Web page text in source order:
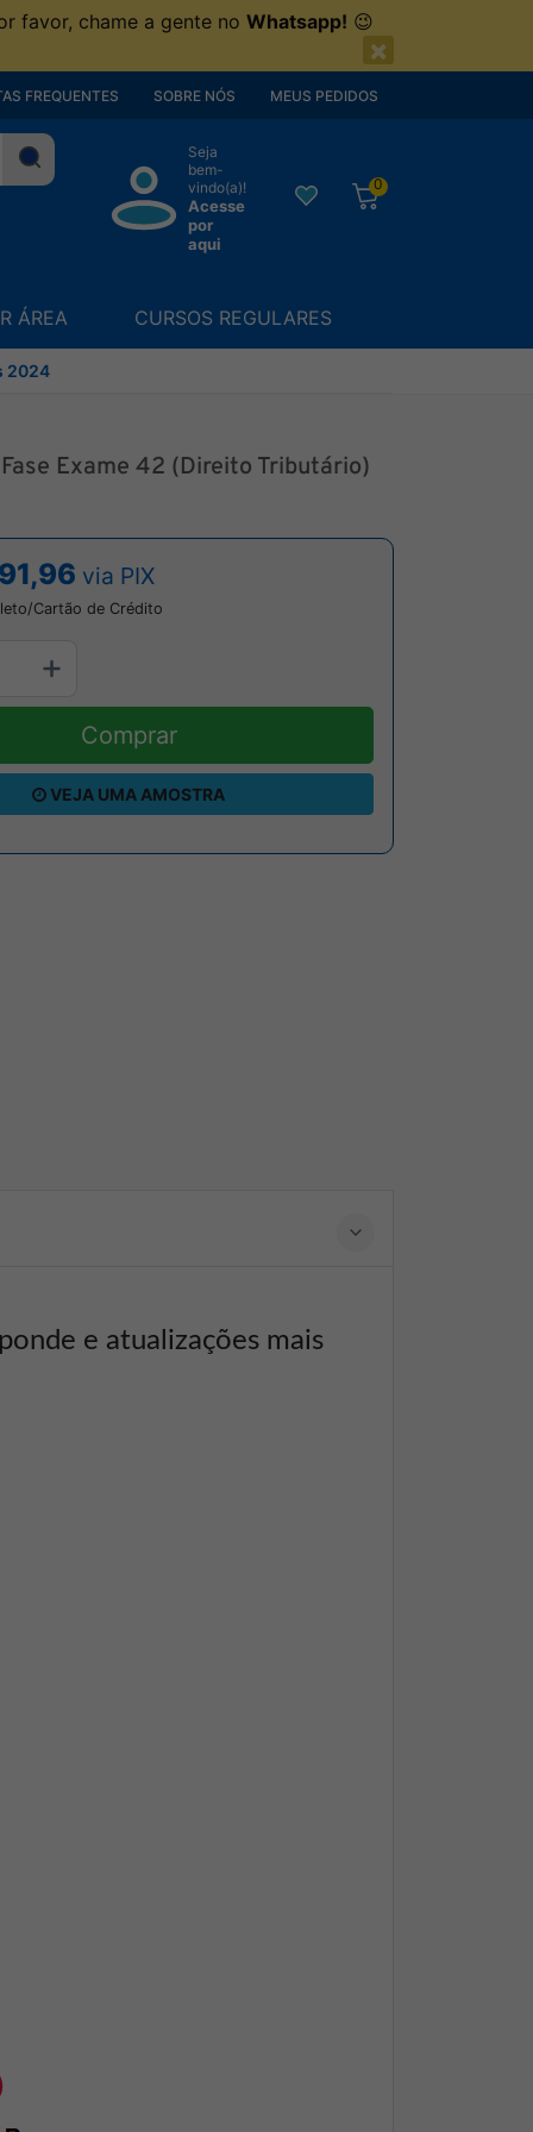
favor, chame a gente no Whatsapp! 😉
×
FREQUENTES SOBRE NÓS MEUS PEDIDOS
Seja
bem-
vindo(a)!
Acesse
por
aqui
0
ÁREA CURSOS REGULARES
2024
Exame 42 (Direito Tributário)
via PIX
Cartão de Crédito
Comprar
VEJA UMA AMOSTRA
e atualizações mais